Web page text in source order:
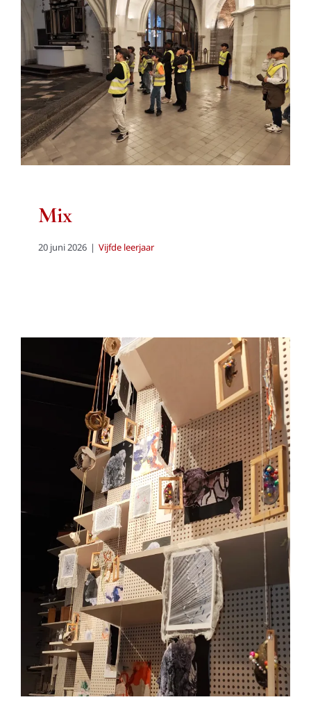
Mix
Vijfde leerjaar
Mix
20 juni 2026 | Vijfde leerjaar
Onze tentoonstelling in
het GUM
Vijfde leerjaar